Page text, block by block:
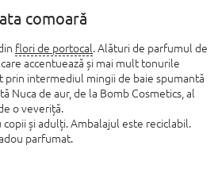
comoară
flori de portocal. Alături de parfumul de
accentuează și mai mult tonurile
prin intermediul mingii de baie spumantă
Nuca de aur, de la Bomb Cosmetics, al
o veveriță.
și adulți. Ambalajul este reciclabil.
parfumat.